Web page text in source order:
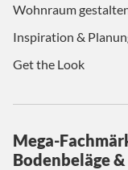
Wohnraum
Inspiration &
Get the Look
Mega-
Bodenbeläge